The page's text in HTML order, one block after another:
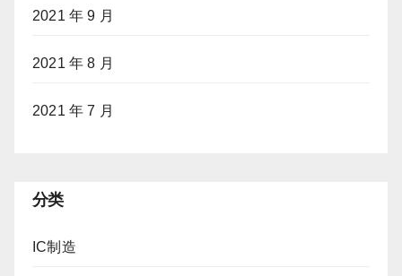
2021 年 9 月
2021 年 8 月
2021 年 7 月
分类
IC制造